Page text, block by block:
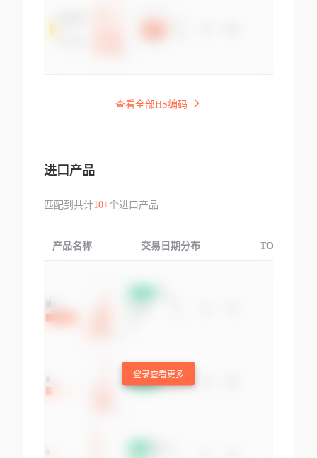
查看全部HS编码
进口产品
匹配到共计10+个进口产品
产品名称 交易日期分布 TOP3交易国
登录查看更多